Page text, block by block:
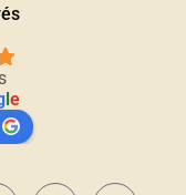
l e